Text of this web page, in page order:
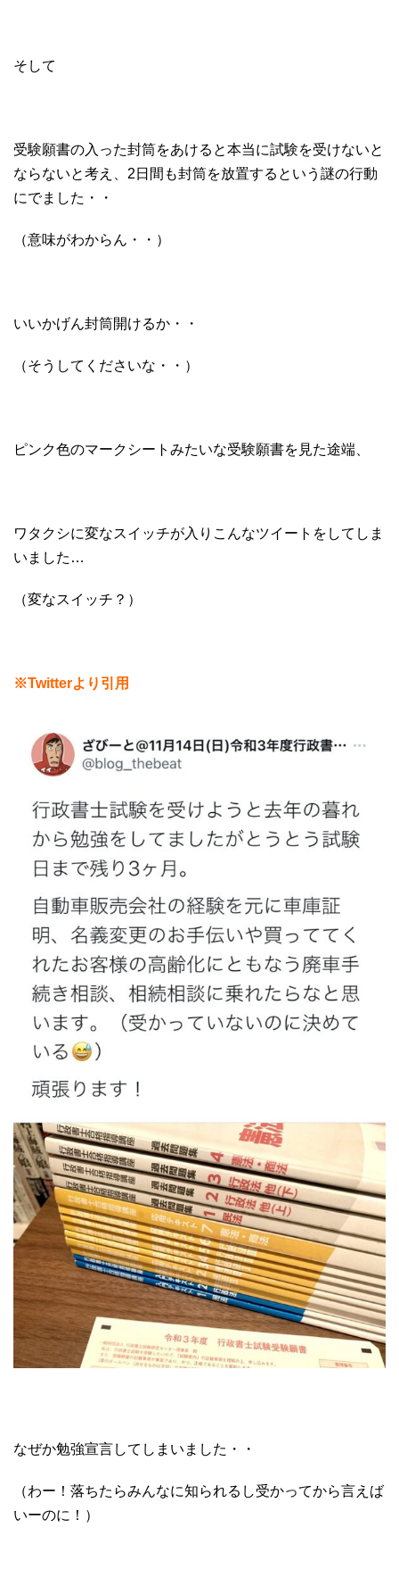
そして
受験願書の入った封筒をあけると本当に試験を受けないと
ならないと考え、2日間も封筒を放置するという謎の行動
にでました・・
（意味がわからん・・）
いいかげん封筒開けるか・・
（そうしてくださいな・・）
ピンク色のマークシートみたいな受験願書を見た途端、
ワタクシに変なスイッチが入りこんなツイートをしてしま
いました…
（変なスイッチ？）
※Twitterより引用
なぜか勉強宣言してしまいました・・
（わー！落ちたらみんなに知られるし受かってから言えば
いーのに！）